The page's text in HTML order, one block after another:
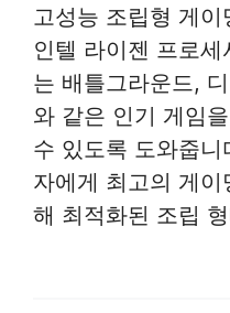
고성능 조립형 게
인텔 라이젠 프로
는 배틀그라운드,
와 같은 인기 게임
수 있도록 도와줍
자에게 최고의 게
해 최적화된 조립